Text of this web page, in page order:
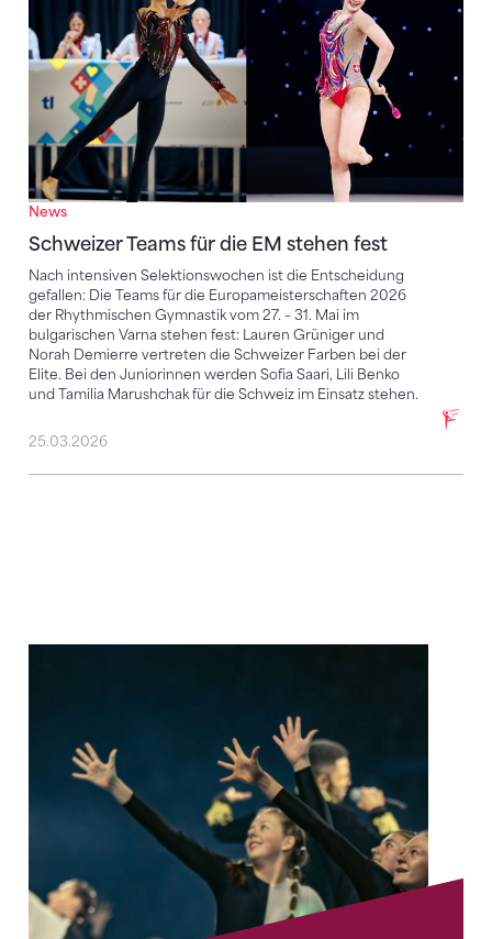
News
Schweizer Teams für die EM stehen fest
Nach intensiven Selektionswochen ist die Entscheidung
gefallen: Die Teams für die Europameisterschaften 2026
der Rhythmischen Gymnastik vom 27. – 31. Mai im
bulgarischen Varna stehen fest: Lauren Grüniger und
Norah Demierre vertreten die Schweizer Farben bei der
Elite. Bei den Juniorinnen werden Sofia Saari, Lili Benko
und Tamilia Marushchak für die Schweiz im Einsatz stehen.
25.03.2026